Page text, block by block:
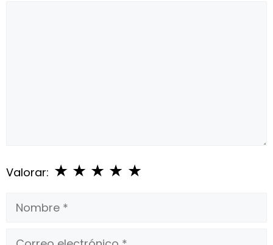
Valorar: ★
★
★
★
★
Nombre
Correo